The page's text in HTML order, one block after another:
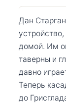
Дан
домой. Им
таверны и
давно
Теперь
до